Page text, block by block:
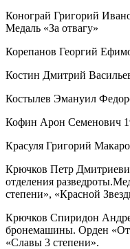
Конограй Григорий
Медаль «За отвагу»
Корепанов Георгий
Костин Дмитрий
Костылев Эмануил
Кофин Арон Семенович
Красуля Григорий
Крючков Петр
отделения
степени», «Красной
Крючков Спиридон
бронемашины. Орден
«Славы 3 степени».